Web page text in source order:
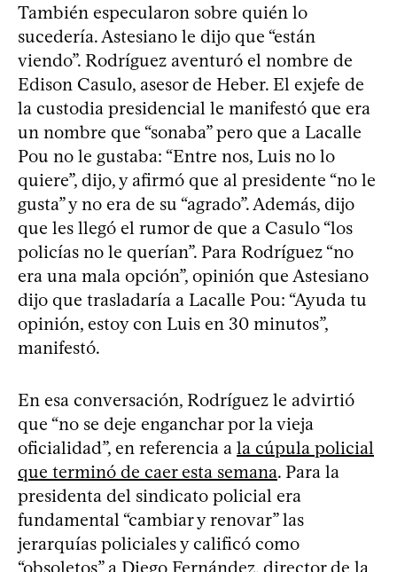
También especularon sobre quién lo
sucedería. Astesiano le dijo que “están
viendo”. Rodríguez aventuró el nombre de
Edison Casulo, asesor de Heber. El exjefe de
la custodia presidencial le manifestó que era
un nombre que “sonaba” pero que a Lacalle
Pou no le gustaba: “Entre nos, Luis no lo
quiere”, dijo, y afirmó que al presidente “no le
gusta” y no era de su “agrado”. Además, dijo
que les llegó el rumor de que a Casulo “los
policías no le querían”. Para Rodríguez “no
era una mala opción”, opinión que Astesiano
dijo que trasladaría a Lacalle Pou: “Ayuda tu
opinión, estoy con Luis en 30 minutos”,
manifestó.
En esa conversación, Rodríguez le advirtió
que “no se deje enganchar por la vieja
oficialidad”, en referencia a la cúpula policial
que terminó de caer esta semana. Para la
presidenta del sindicato policial era
fundamental “cambiar y renovar” las
jerarquías policiales y calificó como
“obsoletos” a Diego Fernández, director de la